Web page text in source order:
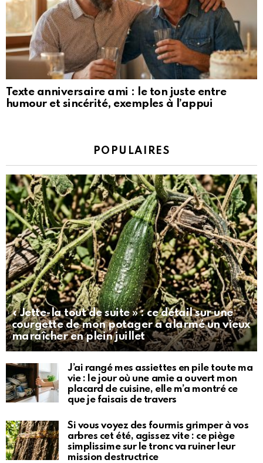
Texte anniversaire ami : le ton juste entre
humour et sincérité, exemples à l’appui
POPULAIRES
« Jette-la tout de suite » : ce détail sur une
courgette de mon potager a alarmé un vieux
maraîcher en plein juillet
J’ai rangé mes assiettes en pile toute ma
vie : le jour où une amie a ouvert mon
placard de cuisine, elle m’a montré ce
que je faisais de travers
Si vous voyez des fourmis grimper à vos
arbres cet été, agissez vite : ce piège
simplissime sur le tronc va ruiner leur
mission destructrice